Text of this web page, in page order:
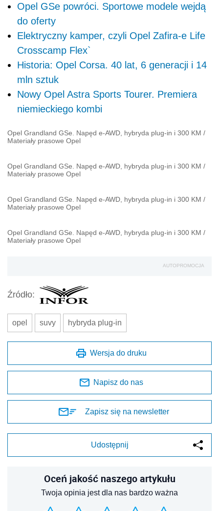
Opel GSe powróci. Sportowe modele wejdą
do oferty
Elektryczny kamper, czyli Opel Zafira-e Life
Crosscamp Flex`
Historia: Opel Corsa. 40 lat, 6 generacji i 14
mln sztuk
Nowy Opel Astra Sports Tourer. Premiera
niemieckiego kombi
Opel Grandland GSe. Napęd e-AWD, hybryda plug-in i 300 KM /
Materiały prasowe Opel
Opel Grandland GSe. Napęd e-AWD, hybryda plug-in i 300 KM /
Materiały prasowe Opel
Opel Grandland GSe. Napęd e-AWD, hybryda plug-in i 300 KM /
Materiały prasowe Opel
Opel Grandland GSe. Napęd e-AWD, hybryda plug-in i 300 KM /
Materiały prasowe Opel
AUTOPROMOCJA
Źródło:
opel suvy hybryda plug-in
Wersja do druku
Napisz do nas
Zapisz się na newsletter
Udostępnij
Oceń jakość naszego artykułu
Twoja opinia jest dla nas bardzo ważna